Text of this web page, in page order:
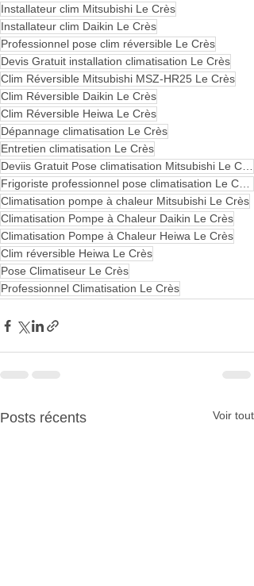
Installateur clim Mitsubishi Le Crès
Installateur clim Daikin Le Crès
Professionnel pose clim réversible Le Crès
Devis Gratuit installation climatisation Le Crès
Clim Réversible Mitsubishi MSZ-HR25 Le Crès
Clim Réversible Daikin Le Crès
Clim Réversible Heiwa Le Crès
Dépannage climatisation Le Crès
Entretien climatisation Le Crès
Deviis Gratuit Pose climatisation Mitsubishi Le Crès
Frigoriste professionnel pose climatisation Le Crès
Climatisation pompe à chaleur Mitsubishi Le Crès
Climatisation Pompe à Chaleur Daikin Le Crès
Climatisation Pompe à Chaleur Heiwa Le Crès
Clim réversible Heiwa Le Crès
Pose Climatiseur Le Crès
Professionnel Climatisation Le Crès
Posts récents Voir tout